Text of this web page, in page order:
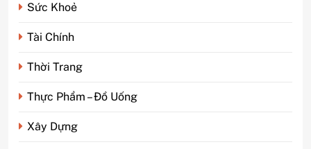
Sức Khoẻ
Tài Chính
Thời Trang
Thực Phẩm – Đồ Uống
Xây Dựng
5
GIẢI TRÍ
6